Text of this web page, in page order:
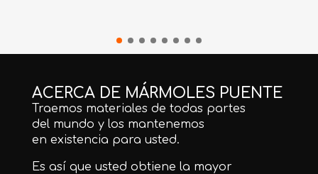
ACERCA DE MÁRMOLES PUENTE
Traemos materiales de todas partes
del mundo y los mantenemos
en existencia para usted.
Es así que usted obtiene la mayor